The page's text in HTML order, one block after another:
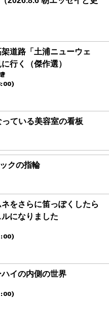
道路「土浦ニューウェ
行く（傑作選）
ている美容室の看板
クの指輪
をさらに笛っぽくしたら
になりました
イの内側の世界